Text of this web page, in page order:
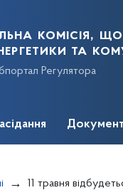
комісія,
та
Регулятора
11 травня